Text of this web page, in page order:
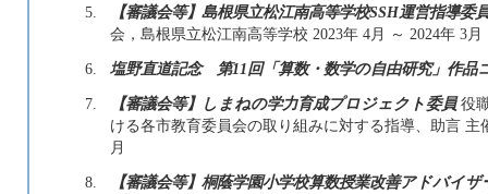
5.
【審議会等】島根県立松江南高等学校SSH運営指導委
会，島根県立松江南高等学校 2023年 4月 ～ 2024年 3月
6.
塩野直道記念 第11回「算数・数学の自由研究」作品
7.
【審議会等】しまねの学力育成プロジェクト委員役
ける各市教育委員会の取り組みに対する指導、助言 主
月
8.
【審議会等】桐蔭学園小学校算数授業改善アドバイザ